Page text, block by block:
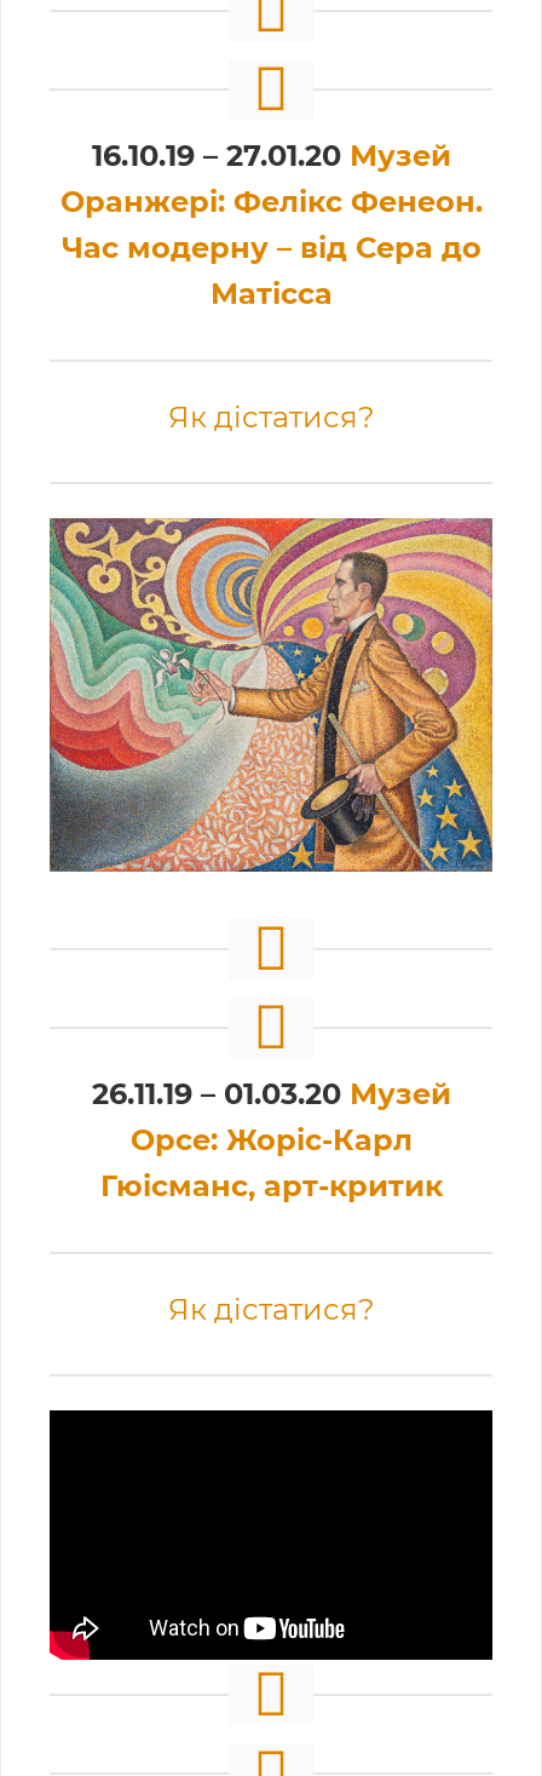
16.10.19 – 27.01.20 Музей
Оранжері: Фелікс Фенеон.
Час модерну – від Сера до
Матісса
Як дістатися?
26.11.19 – 01.03.20 Музей
Орсе: Жоріс-Карл
Гюісманс, арт-критик
Як дістатися?